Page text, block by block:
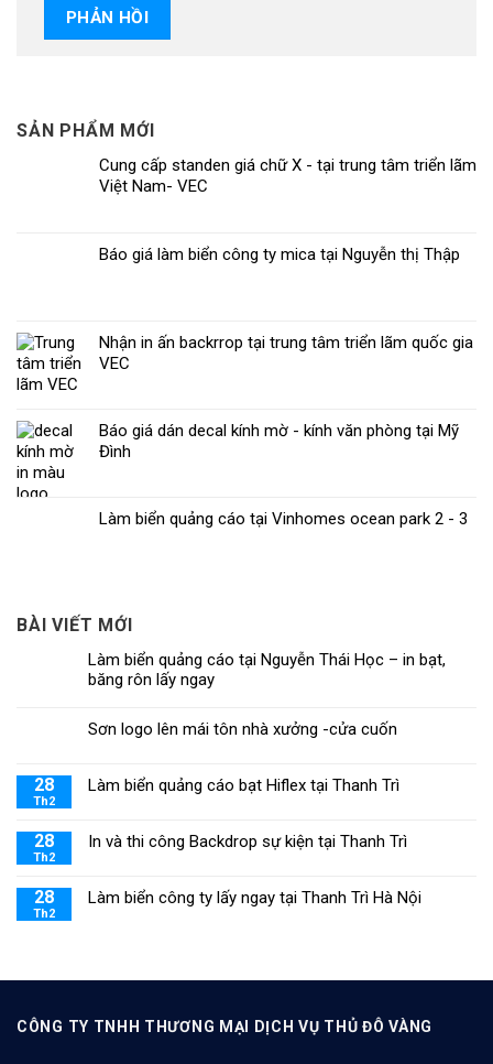
SẢN PHẨM MỚI
Cung cấp standen giá chữ X - tại trung tâm triển lãm
Việt Nam- VEC
Báo giá làm biển công ty mica tại Nguyễn thị Thập
Nhận in ấn backrrop tại trung tâm triển lãm quốc gia
VEC
Báo giá dán decal kính mờ - kính văn phòng tại Mỹ
Đình
Làm biển quảng cáo tại Vinhomes ocean park 2 - 3
BÀI VIẾT MỚI
Làm biển quảng cáo tại Nguyễn Thái Học – in bạt,
băng rôn lấy ngay
Sơn logo lên mái tôn nhà xưởng -cửa cuốn
28
Th2
Làm biển quảng cáo bạt Hiflex tại Thanh Trì
28
Th2
In và thi công Backdrop sự kiện tại Thanh Trì
28
Th2
Làm biển công ty lấy ngay tại Thanh Trì Hà Nội
CÔNG TY TNHH THƯƠNG MẠI DỊCH VỤ THỦ ĐÔ VÀNG